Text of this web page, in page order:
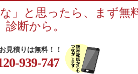
」と思ったら、まず無
診断から。
見積りは無料！！
939-747